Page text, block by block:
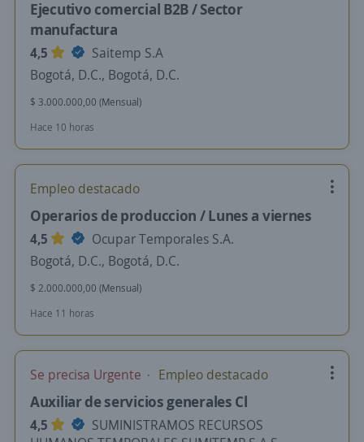
Ejecutivo comercial B2B / Sector
manufactura
4,5
Saitemp S.A
Bogotá, D.C., Bogotá, D.C.
$ 3.000.000,00 (Mensual)
Hace 10 horas
Empleo destacado
Operarios de produccion / Lunes a viernes
4,5
Ocupar Temporales S.A.
Bogotá, D.C., Bogotá, D.C.
$ 2.000.000,00 (Mensual)
Hace 11 horas
Se precisa Urgente Empleo destacado
Auxiliar de servicios generales Cl
4,5
SUMINISTRAMOS RECURSOS